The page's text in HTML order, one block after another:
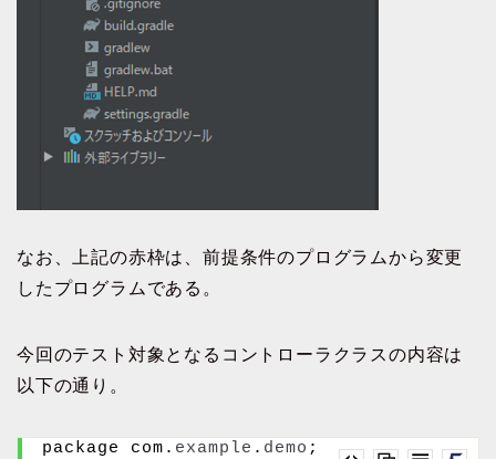
なお、上記の赤枠は、前提条件のプログラムから変更
したプログラムである。
今回のテスト対象となるコントローラクラスの内容は
以下の通り。
package com. example . demo ;